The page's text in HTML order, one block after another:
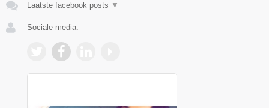
Laatste facebook posts ▼
Sociale media: